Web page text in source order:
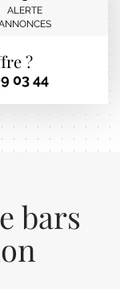
ALERTE
?
03 44
bars